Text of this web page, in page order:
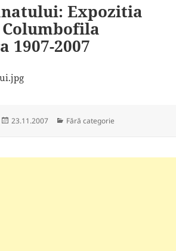
Expozitia
1907-2007
Publicat
23.11.2007 Categorii
Fără categorie